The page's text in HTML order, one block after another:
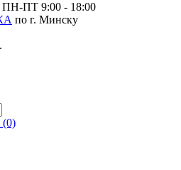
ПН-ПТ 9:00 - 18:00
по г. Минску
(0)